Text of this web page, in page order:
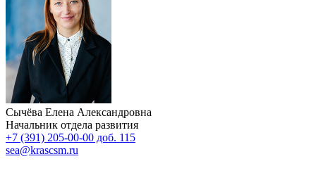
Сычёва Елена Александровна
Начальник отдела развития
+7 (391) 205-00-00 доб. 115
sea@krascsm.ru